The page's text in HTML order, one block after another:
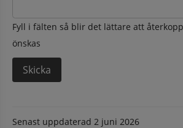
Fyll i fälten så blir det lättare att
önskas
Senast uppdaterad 2 juni 2026